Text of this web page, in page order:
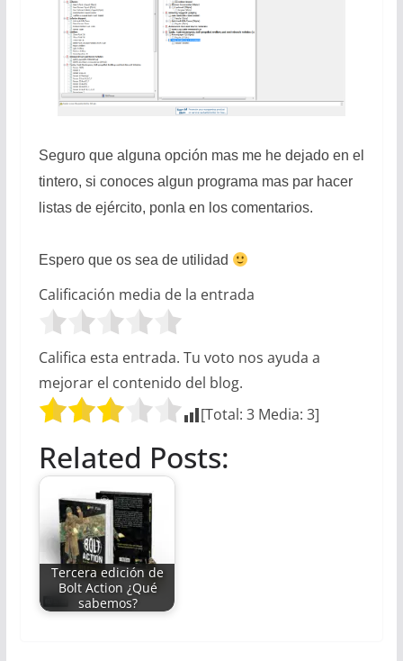
Seguro que alguna opción mas me he dejado en el
tintero, si conoces algun programa mas par hacer
listas de ejército, ponla en los comentarios.
Espero que os sea de utilidad
Calificación media de la entrada
Califica esta entrada. Tu voto nos ayuda a
mejorar el contenido del blog.
[Total: 3Media: 3]
Related Posts:
Tercera edición de
Bolt Action ¿Qué
sabemos?